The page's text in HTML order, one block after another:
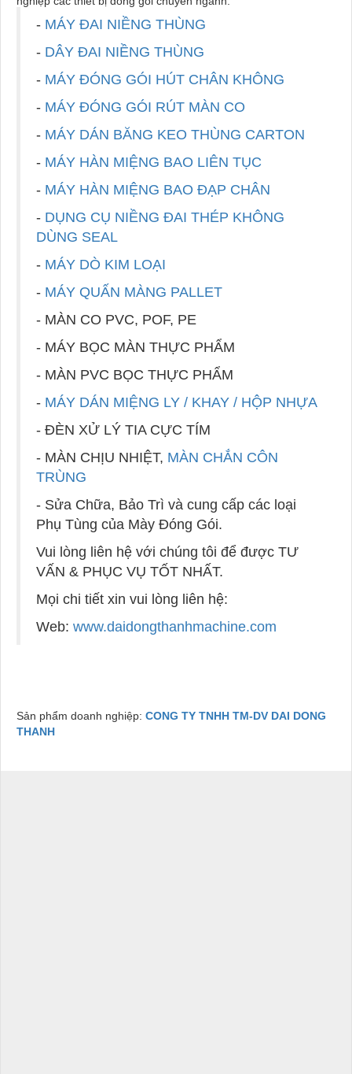
- MÁY ĐAI NIỀNG THÙNG
- DÂY ĐAI NIỀNG THÙNG
- MÁY ĐÓNG GÓI HÚT CHÂN KHÔNG
- MÁY ĐÓNG GÓI RÚT MÀN CO
- MÁY DÁN BĂNG KEO THÙNG CARTON
- MÁY HÀN MIỆNG BAO LIÊN TỤC
- MÁY HÀN MIỆNG BAO ĐẠP CHÂN
- DỤNG CỤ NIỀNG ĐAI THÉP KHÔNG
DÙNG SEAL
- MÁY DÒ KIM LOẠI
- MÁY QUẤN MÀNG PALLET
- MÀN CO PVC, POF, PE
- MÁY BỌC MÀN THỰC PHẨM
- MÀN PVC BỌC THỰC PHẨM
- MÁY DÁN MIỆNG LY / KHAY / HỘP NHỰA
- ĐÈN XỬ LÝ TIA CỰC TÍM
- MÀN CHỊU NHIỆT, MÀN CHẮN CÔN
TRÙNG
- Sửa Chữa, Bảo Trì và cung cấp các loại
Phụ Tùng của Mày Đóng Gói.
Vui lòng liên hệ với chúng tôi để được TƯ
VẤN & PHỤC VỤ TỐT NHẤT.
Mọi chi tiết xin vui lòng liên hệ:
Web: www.daidongthanhmachine.com
Sản phẩm doanh nghiệp: CONG TY TNHH TM-DV DAI DONG
THANH